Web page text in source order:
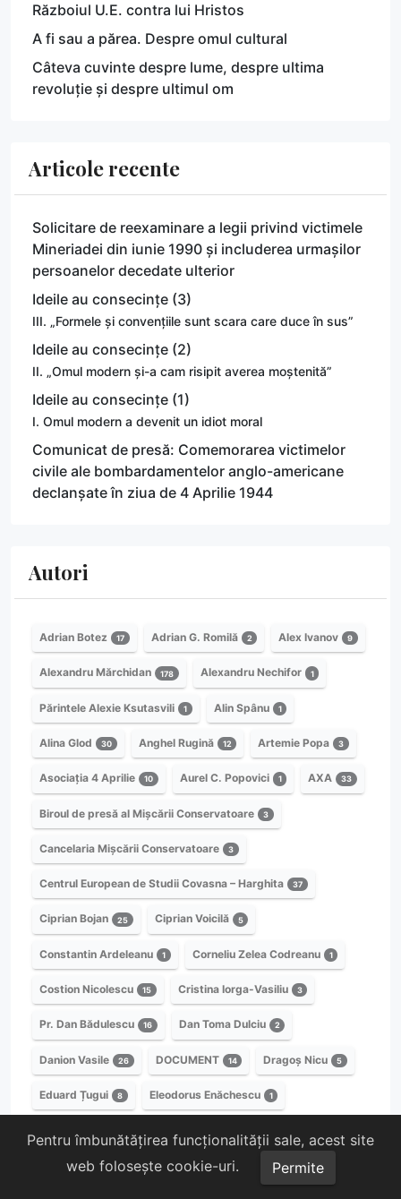
Războiul U.E. contra lui Hristos
A fi sau a părea. Despre omul cultural
Câteva cuvinte despre lume, despre ultima
revoluție și despre ultimul om
Articole recente
Solicitare de reexaminare a legii privind victimele
Mineriadei din iunie 1990 și includerea urmașilor
persoanelor decedate ulterior
Ideile au consecințe (3)
III. „Formele și convențiile sunt scara care duce în sus”
Ideile au consecințe (2)
II. „Omul modern și-a cam risipit averea moștenită”
Ideile au consecințe (1)
I. Omul modern a devenit un idiot moral
Comunicat de presă: Comemorarea victimelor
civile ale bombardamentelor anglo-americane
declanșate în ziua de 4 Aprilie 1944
Autori
Adrian Botez 17 Adrian G. Romilă 2 Alex Ivanov 9
Alexandru Mărchidan 178 Alexandru Nechifor 1
Părintele Alexie Ksutasvili 1 Alin Spânu 1
Alina Glod 30 Anghel Rugină 12 Artemie Popa 3
Asociația 4 Aprilie 10 Aurel C. Popovici 1 AXA 33
Biroul de presă al Mișcării Conservatoare 3
Cancelaria Mișcării Conservatoare 3
Centrul European de Studii Covasna – Harghita 37
Ciprian Bojan 25 Ciprian Voicilă 5
Constantin Ardeleanu 1 Corneliu Zelea Codreanu 1
Costion Nicolescu 15 Cristina Iorga-Vasiliu 3
Pr. Dan Bădulescu 16 Dan Toma Dulciu 2
Danion Vasile 26 DOCUMENT 14 Dragoș Nicu 5
Eduard Țugui 8 Eleodorus Enăchescu 1
Episcopul ARTEMIE de RASKA și PRIZREN
Pentru îmbunătățirea funcționalității sale, acest site
web folosește cookie-uri.
Permite